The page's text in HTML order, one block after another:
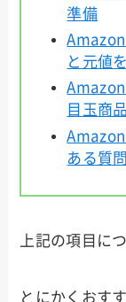
準備
と元値
目玉商品
ある質問
上記の項目に
とにかくおす